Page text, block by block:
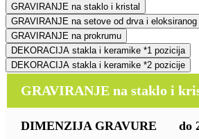
GRAVIRANJE na staklo i kristal
GRAVIRANJE na setove od drva i
GRAVIRANJE na prokrumu
DEKORACIJA stakla i keramike *1 pozicija
DEKORACIJA stakla i keramike *2 pozicije
GRAVIRANJE na staklo i
DIMENZIJA GRAVURE do